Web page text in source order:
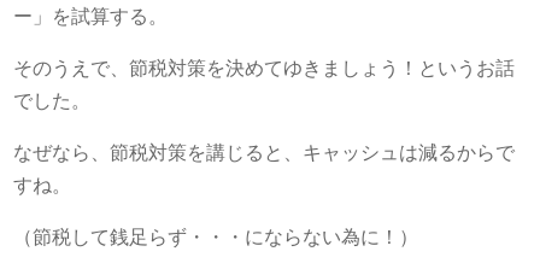
ー」を試算する。
そのうえで、節税対策を決めてゆきましょう！というお話
でした。
なぜなら、節税対策を講じると、キャッシュは減るからで
すね。
（節税して銭足らず・・・にならない為に！）